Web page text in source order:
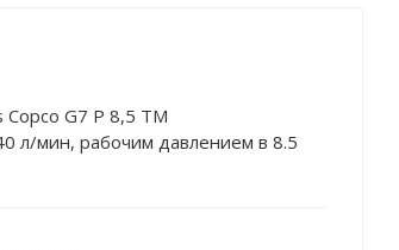
G7 P 8,5 TM
л/мин, рабочим давлением в 8.5
от сети напряжением в